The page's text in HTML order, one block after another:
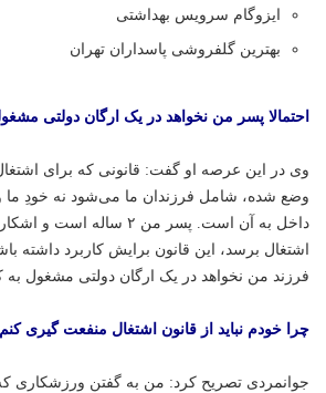
ایزوگام سرویس بهداشتی
بهترین گلفروشی پاسداران تهران
احتمالا پسر من نخواهد در یک ارگان دولتی
وی در این عرصه او گفت: قانونی که برای
وضع شده، شامل فرزندان ما می‌شود نه خودِ
داخل به آن است. پسر من ۲
اشتغال برسد، این قانون برایش کاربرد داشته
فرزند من نخواهد در یک ارگان دولتی مشغول به
چرا خودم نباید از قانون اشتغال منفعت گیری
جوانمردی تصریح کرد: من به گفتن ورزشکاری